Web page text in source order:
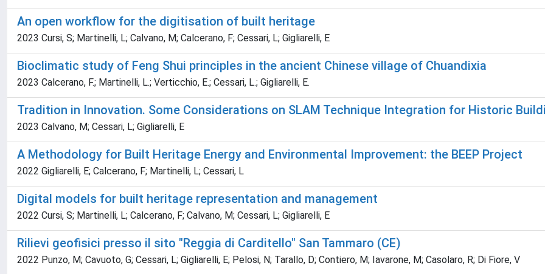
An open workflow for the digitisation of built heritage
2023 Cursi, S; Martinelli, L; Calvano, M; Calcerano, F; Cessari, L; Gigliarelli, E
Bioclimatic study of Feng Shui principles in the ancient Chinese village of Chuandixia
2023 Calcerano, F.; Martinelli, L.; Verticchio, E.; Cessari, L.; Gigliarelli, E.
Tradition in Innovation. Some Considerations on SLAM Technique Integration for Historic
2023 Calvano, M; Cessari, L; Gigliarelli, E
A Methodology for Built Heritage Energy and Environmental Improvement: the BEEP Project
2022 Gigliarelli, E; Calcerano, F; Martinelli, L; Cessari, L
Digital models for built heritage representation and management
2022 Cursi, S; Martinelli, L; Calcerano, F; Calvano, M; Cessari, L; Gigliarelli, E
Rilievi geofisici presso il sito "Reggia di Carditello" San Tammaro (CE)
2022 Punzo, M; Cavuoto, G; Cessari, L; Gigliarelli, E; Pelosi, N; Tarallo, D; Contiero, M; Iavarone, M; Casolaro, R; Di Fiore, V